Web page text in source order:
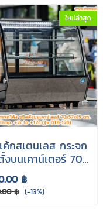
ใหม่ล่าสุด
ค้กสเตนเลส กระจก
งบนเคาน์เตอร์ 70
DTB-120
฿
฿ (-13%)